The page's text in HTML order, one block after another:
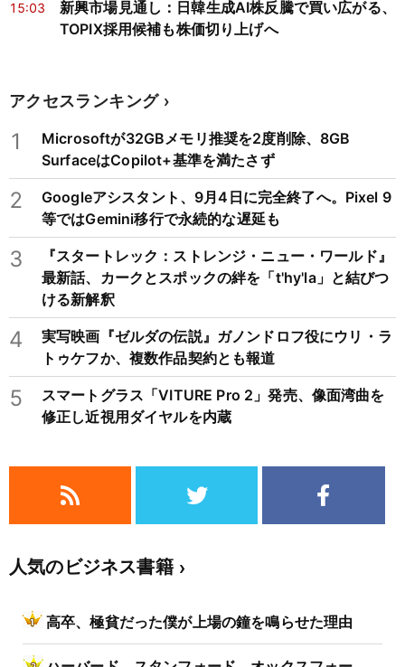
15:03
新興市場見通し：日韓生成AI株反騰で買い広がる、
TOPIX採用候補も株価切り上げへ
アクセスランキング
1
Microsoftが32GBメモリ推奨を2度削除、8GB
SurfaceはCopilot+基準を満たさず
2
Googleアシスタント、9月4日に完全終了へ。Pixel 9
等ではGemini移行で永続的な遅延も
3
『スタートレック：ストレンジ・ニュー・ワールド』
最新話、カークとスポックの絆を「t'hy'la」と結びつ
ける新解釈
4
実写映画『ゼルダの伝説』ガノンドロフ役にウリ・ラ
トゥケフか、複数作品契約とも報道
5
スマートグラス「VITURE Pro 2」発売、像面湾曲を
修正し近視用ダイヤルを内蔵
人気のビジネス書籍
高卒、極貧だった僕が上場の鐘を鳴らせた理由